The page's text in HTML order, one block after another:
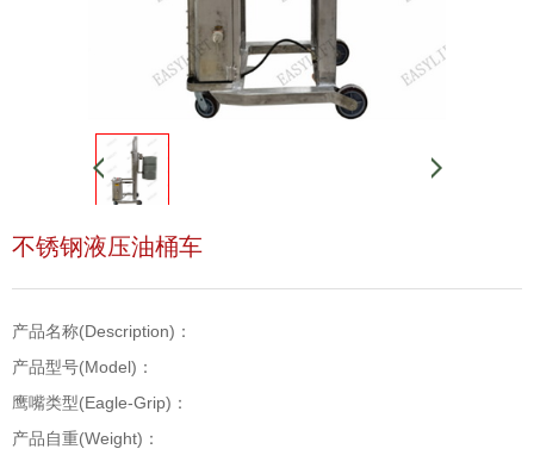
不锈钢液压油桶车
产品名称(Description)：
产品型号(Model)：
鹰嘴类型(Eagle-Grip)：
产品自重(Weight)：